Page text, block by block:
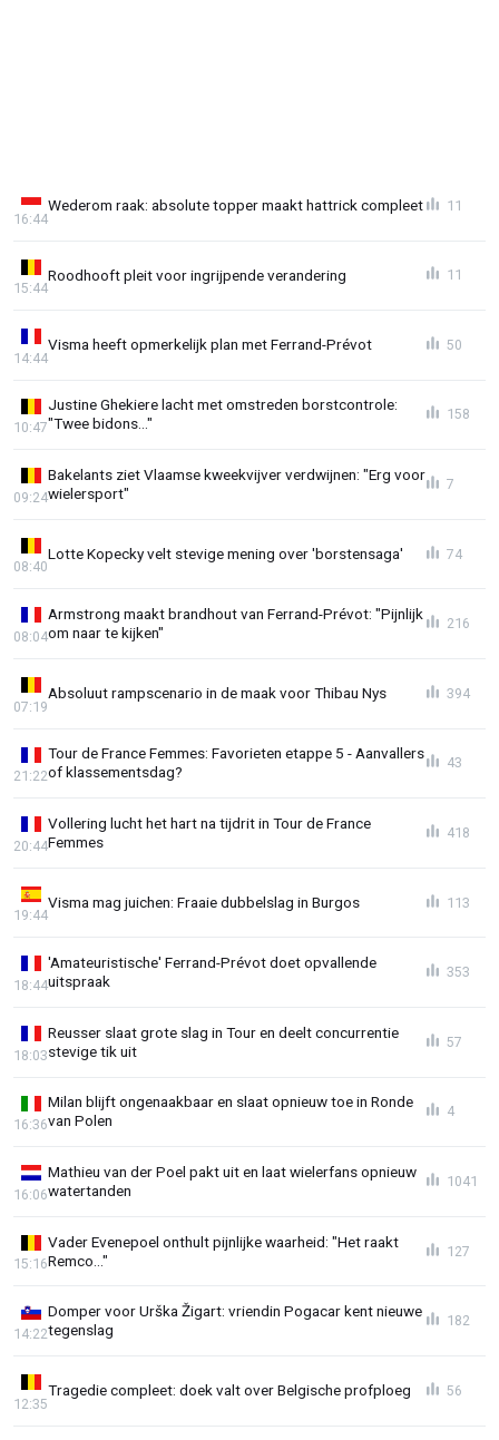
Wederom raak: absolute topper maakt hattrick compleet
16:44
11
Roodhooft pleit voor ingrijpende verandering
15:44
11
Visma heeft opmerkelijk plan met Ferrand-Prévot
14:44
50
Justine Ghekiere lacht met omstreden borstcontrole:
"Twee bidons..."
10:47
158
Bakelants ziet Vlaamse kweekvijver verdwijnen: "Erg voor
wielersport"
09:24
7
Lotte Kopecky velt stevige mening over 'borstensaga'
08:40
74
Armstrong maakt brandhout van Ferrand-Prévot: "Pijnlijk
om naar te kijken"
08:04
216
Absoluut rampscenario in de maak voor Thibau Nys
07:19
394
Tour de France Femmes: Favorieten etappe 5 - Aanvallers
of klassementsdag?
21:22
43
Vollering lucht het hart na tijdrit in Tour de France
Femmes
20:44
418
Visma mag juichen: Fraaie dubbelslag in Burgos
19:44
113
'Amateuristische' Ferrand-Prévot doet opvallende
uitspraak
18:44
353
Reusser slaat grote slag in Tour en deelt concurrentie
stevige tik uit
18:03
57
Milan blijft ongenaakbaar en slaat opnieuw toe in Ronde
van Polen
16:36
4
Mathieu van der Poel pakt uit en laat wielerfans opnieuw
watertanden
16:06
1041
Vader Evenepoel onthult pijnlijke waarheid: "Het raakt
Remco..."
15:16
127
Domper voor Urška Žigart: vriendin Pogacar kent nieuwe
tegenslag
14:22
182
Tragedie compleet: doek valt over Belgische profploeg
12:35
56